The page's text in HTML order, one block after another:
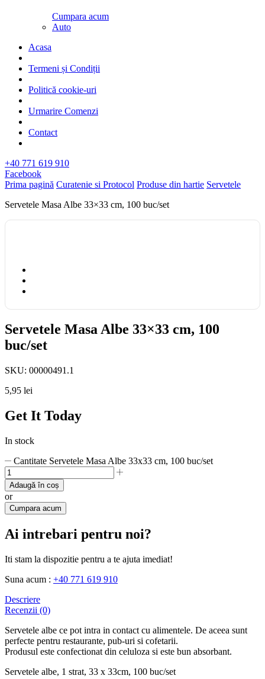
Cumpara acum
Auto
Acasa
Termeni și Condiții
Politică cookie-uri
Urmarire Comenzi
Contact
+40 771 619 910
Facebook
Prima pagină Curatenie si Protocol Produse din hartie Servetele
Servetele Masa Albe 33×33 cm, 100 buc/set
Servetele Masa Albe 33×33 cm, 100
buc/set
SKU: 00000491.1
5,95 lei
Get It Today
In stock
Cantitate Servetele Masa Albe 33x33 cm, 100 buc/set
Adaugă în coș
or
Cumpara acum
Ai intrebari pentru noi?
Iti stam la dispozitie pentru a te ajuta imediat!
Suna acum : +40 771 619 910
Descriere
Recenzii (0)
Servetele albe ce pot intra in contact cu alimentele. De aceea sunt
perfecte pentru restaurante, pub-uri si cofetarii.
Produsul este confectionat din celuloza si este bun absorbant.
Servetele albe, 1 strat, 33 x 33cm, 100 buc/set